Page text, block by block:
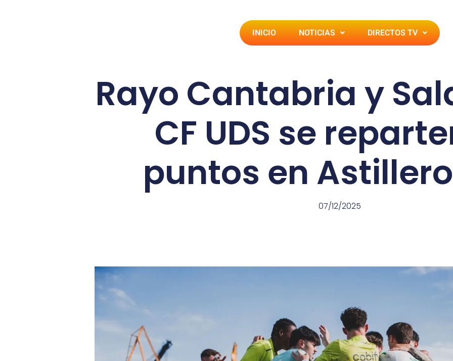
INICIO NOTICIAS DIRECTOS TV
Rayo Cantabria y
CF UDS se
puntos en
07/12/2025